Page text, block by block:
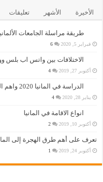
الأخيرة الأشهر تعليقات
طريقة مراسلة الجامعات
فبراير 5, 2020 6
الاختلافات بين واتس اب بلس
أكتوبر 27, 2019 4
الدراسة في المانيا 2020 واهم التفاصيل عنها
يناير 28, 2020 4
انواع الاقامة في المانيا
أكتوبر 10, 2019 2
تعرف على أهم طرق الهجرة إلى
أكتوبر 24, 2019 1